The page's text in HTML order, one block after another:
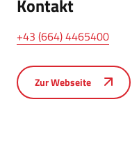
Kontakt
+43 (664) 4465400
Zur Webseite